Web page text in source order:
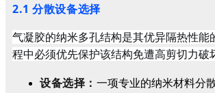
2.1 分散设备选择
气凝胶的纳米多孔结构是其优异隔热性能
程中必须优先保护该结构免遭高剪切力破
设备选择： 一项专业的纳米材料分